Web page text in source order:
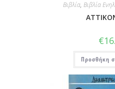
Βιβλία, Βιβλία
€
Προσθήκη